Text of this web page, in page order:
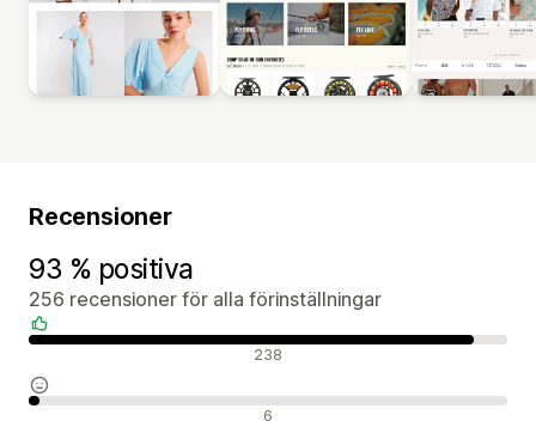
Recensioner
93 % positiva
256 recensioner för alla förinställningar
Positiva recensioner 238
Neutrala recensioner 6